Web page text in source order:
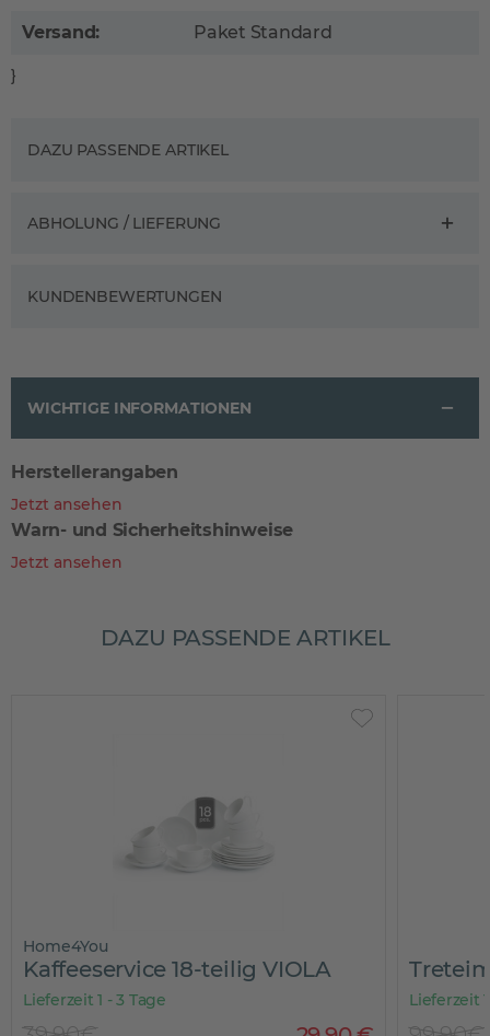
Versand: Paket Standard
}
DAZU PASSENDE ARTIKEL
ABHOLUNG / LIEFERUNG
KUNDENBEWERTUNGEN
WICHTIGE INFORMATIONEN
Herstellerangaben
Jetzt ansehen
Warn- und Sicherheitshinweise
Jetzt ansehen
DAZU PASSENDE ARTIKEL
Home4You
Kaffeeservice 18-teilig VIOLA
Lieferzeit 1 - 3 Tage Lieferzeit